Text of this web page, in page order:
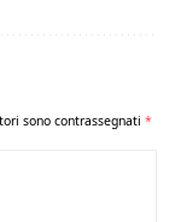
sono contrassegnati *